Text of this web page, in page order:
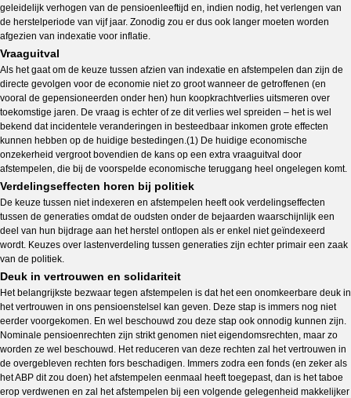
geleidelijk verhogen van de pensioenleeftijd en, indien nodig, het verlengen van
de herstelperiode van vijf jaar. Zonodig zou er dus ook langer moeten worden
afgezien van indexatie voor inflatie.
Vraaguitval
Als het gaat om de keuze tussen afzien van indexatie en afstempelen dan zijn de
directe gevolgen voor de economie niet zo groot wanneer de getroffenen (en
vooral de gepensioneerden onder hen) hun koopkrachtverlies uitsmeren over
toekomstige jaren. De vraag is echter of ze dit verlies wel spreiden – het is wel
bekend dat incidentele veranderingen in besteedbaar inkomen grote effecten
kunnen hebben op de huidige bestedingen.(1) De huidige economische
onzekerheid vergroot bovendien de kans op een extra vraaguitval door
afstempelen, die bij de voorspelde economische teruggang heel ongelegen komt.
Verdelingseffecten horen bij politiek
De keuze tussen niet indexeren en afstempelen heeft ook verdelingseffecten
tussen de generaties omdat de oudsten onder de bejaarden waarschijnlijk een
deel van hun bijdrage aan het herstel ontlopen als er enkel niet geïndexeerd
wordt. Keuzes over lastenverdeling tussen generaties zijn echter primair een zaak
van de politiek.
Deuk in vertrouwen en solidariteit
Het belangrijkste bezwaar tegen afstempelen is dat het een onomkeerbare deuk in
het vertrouwen in ons pensioenstelsel kan geven. Deze stap is immers nog niet
eerder voorgekomen. En wel beschouwd zou deze stap ook onnodig kunnen zijn.
Nominale pensioenrechten zijn strikt genomen niet eigendomsrechten, maar zo
worden ze wel beschouwd. Het reduceren van deze rechten zal het vertrouwen in
de overgebleven rechten fors beschadigen. Immers zodra een fonds (en zeker als
het ABP dit zou doen) het afstempelen eenmaal heeft toegepast, dan is het taboe
erop verdwenen en zal het afstempelen bij een volgende gelegenheid makkelijker